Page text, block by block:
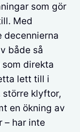
som gör
Med
decennierna
både så
direkta
lett till i
större klyftor,
en ökning av
– har inte